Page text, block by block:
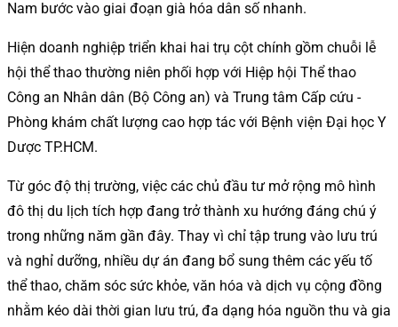
Nam bước vào giai đoạn già hóa dân số nhanh.
Hiện doanh nghiệp triển khai hai trụ cột chính gồm chuỗi lễ
hội thể thao thường niên phối hợp với Hiệp hội Thể thao
Công an Nhân dân (Bộ Công an) và Trung tâm Cấp cứu -
Phòng khám chất lượng cao hợp tác với Bệnh viện Đại học Y
Dược TP.HCM.
Từ góc độ thị trường, việc các chủ đầu tư mở rộng mô hình
đô thị du lịch tích hợp đang trở thành xu hướng đáng chú ý
trong những năm gần đây. Thay vì chỉ tập trung vào lưu trú
và nghỉ dưỡng, nhiều dự án đang bổ sung thêm các yếu tố
thể thao, chăm sóc sức khỏe, văn hóa và dịch vụ cộng đồng
nhằm kéo dài thời gian lưu trú, đa dạng hóa nguồn thu và gia